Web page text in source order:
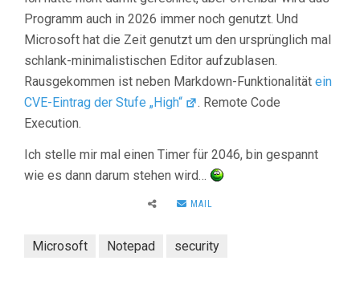
Programm auch in 2026 immer noch genutzt. Und
Microsoft hat die Zeit genutzt um den ursprünglich mal
schlank-minimalistischen Editor aufzublasen.
Rausgekommen ist neben Markdown-Funktionalität ein
CVE-Eintrag der Stufe „High“
. Remote Code
Execution.
Ich stelle mir mal einen Timer für 2046, bin gespannt
wie es dann darum stehen wird…
MAIL
Microsoft Notepad security